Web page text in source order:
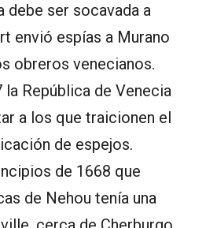
debe ser socavada a
envió espías a Murano
obreros venecianos.
la República de Venecia
a los que traicionen el
de espejos.
de 1668 que
de Nehou tenía una